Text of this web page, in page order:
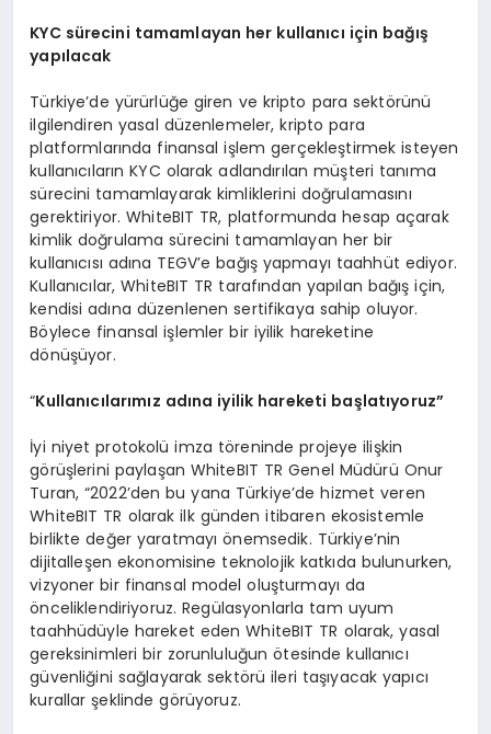
KYC sürecini tamamlayan her kullanıcı için bağış
yapılacak
Türkiye’de yürürlüğe giren ve kripto para sektörünü
ilgilendiren yasal düzenlemeler, kripto para
platformlarında finansal işlem gerçekleştirmek isteyen
kullanıcıların KYC olarak adlandırılan müşteri tanıma
sürecini tamamlayarak kimliklerini doğrulamasını
gerektiriyor. WhiteBIT TR, platformunda hesap açarak
kimlik doğrulama sürecini tamamlayan her bir
kullanıcısı adına TEGV’e bağış yapmayı taahhüt ediyor.
Kullanıcılar, WhiteBIT TR tarafından yapılan bağış için,
kendisi adına düzenlenen sertifikaya sahip oluyor.
Böylece finansal işlemler bir iyilik hareketine
dönüşüyor.
“Kullanıcılarımız adına iyilik hareketi başlatıyoruz”
İyi niyet protokolü imza töreninde projeye ilişkin
görüşlerini paylaşan WhiteBIT TR Genel Müdürü Onur
Turan, “2022’den bu yana Türkiye’de hizmet veren
WhiteBIT TR olarak ilk günden itibaren ekosistemle
birlikte değer yaratmayı önemsedik. Türkiye’nin
dijitalleşen ekonomisine teknolojik katkıda bulunurken,
vizyoner bir finansal model oluşturmayı da
önceliklendiriyoruz. Regülasyonlarla tam uyum
taahhüdüyle hareket eden WhiteBIT TR olarak, yasal
gereksinimleri bir zorunluluğun ötesinde kullanıcı
güvenliğini sağlayarak sektörü ileri taşıyacak yapıcı
kurallar şeklinde görüyoruz.